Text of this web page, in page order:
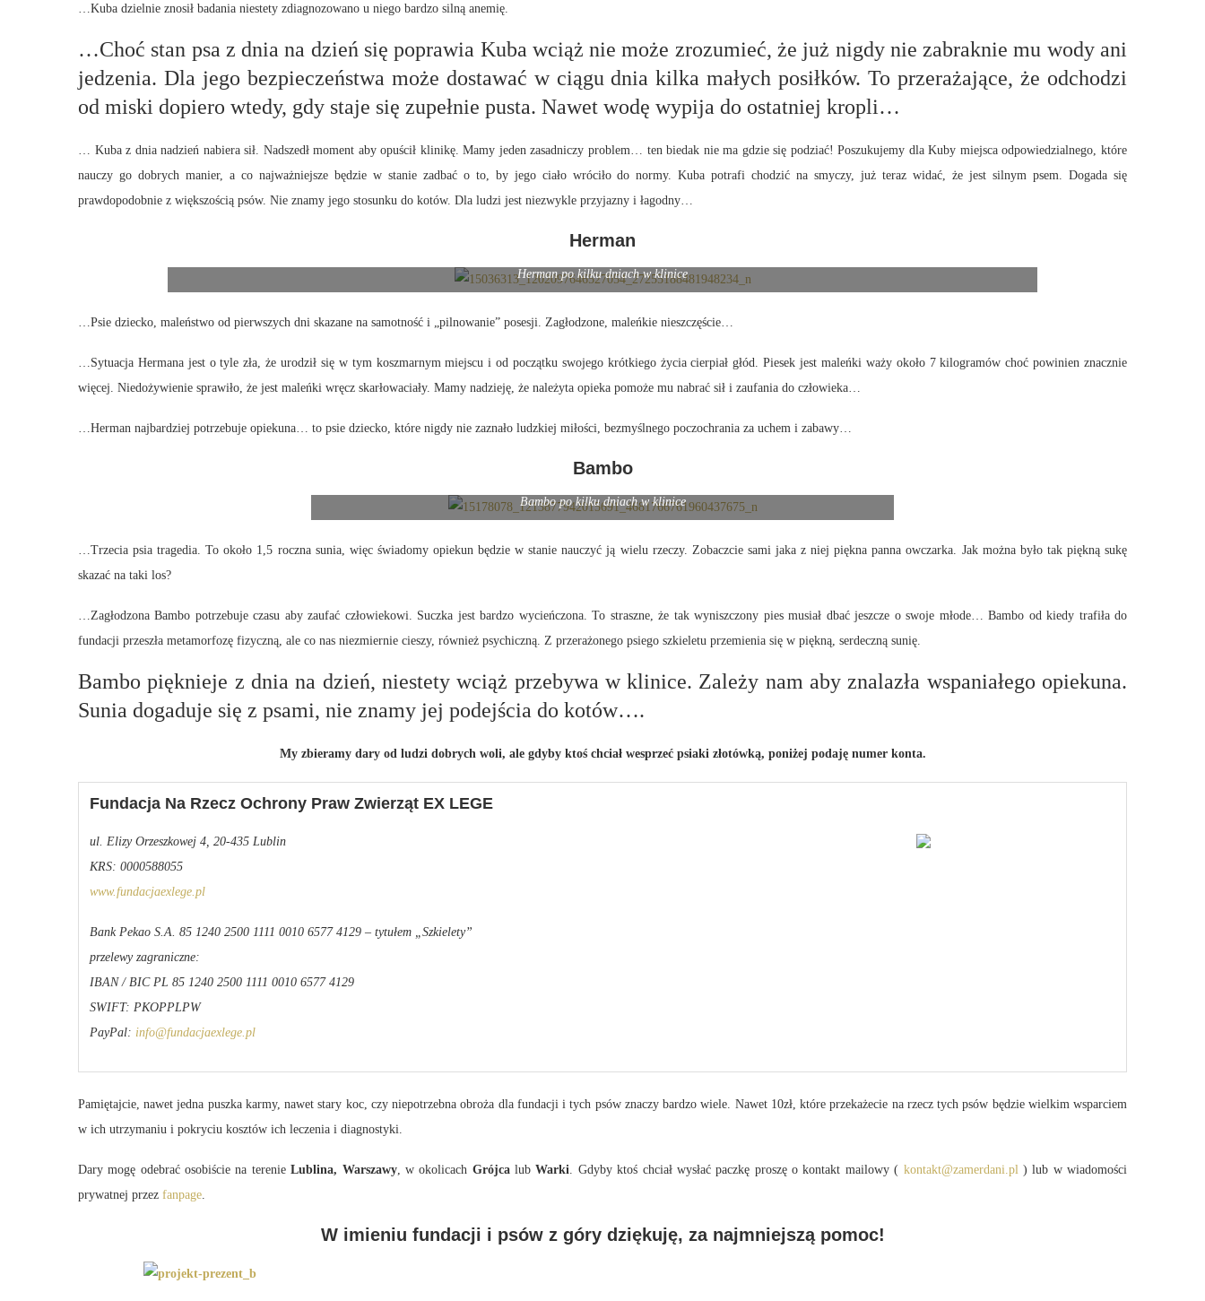
…Kuba dzielnie znosił badania niestety zdiagnozowano u niego bardzo silną anemię.
…Choć stan psa z dnia na dzień się poprawia Kuba wciąż nie może zrozumieć, że już nigdy nie zabraknie mu wody ani
jedzenia. Dla jego bezpieczeństwa może dostawać w ciągu dnia kilka małych posiłków. To przerażające, że odchodzi
od miski dopiero wtedy, gdy staje się zupełnie pusta. Nawet wodę wypija do ostatniej kropli…
… Kuba z dnia nadzień nabiera sił. Nadszedł moment aby opuścił klinikę. Mamy jeden zasadniczy problem… ten biedak nie ma gdzie się podziać! Poszukujemy dla Kuby miejsca odpowiedzialnego, które
nauczy go dobrych manier, a co najważniejsze będzie w stanie zadbać o to, by jego ciało wróciło do normy. Kuba potrafi chodzić na smyczy, już teraz widać, że jest silnym psem. Dogada się
prawdopodobnie z większością psów. Nie znamy jego stosunku do kotów. Dla ludzi jest niezwykle przyjazny i łagodny…
Herman
Herman po kilku dniach w klinice
…Psie dziecko, maleństwo od pierwszych dni skazane na samotność i „pilnowanie” posesji. Zagłodzone, maleńkie nieszczęście…
…Sytuacja Hermana jest o tyle zła, że urodził się w tym koszmarnym miejscu i od początku swojego krótkiego życia cierpiał głód. Piesek jest maleńki waży około 7 kilogramów choć powinien znacznie
więcej. Niedożywienie sprawiło, że jest maleńki wręcz skarłowaciały. Mamy nadzieję, że należyta opieka pomoże mu nabrać sił i zaufania do człowieka…
…Herman najbardziej potrzebuje opiekuna… to psie dziecko, które nigdy nie zaznało ludzkiej miłości, bezmyślnego poczochrania za uchem i zabawy…
Bambo
Bambo po kilku dniach w klinice
…Trzecia psia tragedia. To około 1,5 roczna sunia, więc świadomy opiekun będzie w stanie nauczyć ją wielu rzeczy. Zobaczcie sami jaka z niej piękna panna owczarka. Jak można było tak piękną sukę
skazać na taki los?
…Zagłodzona Bambo potrzebuje czasu aby zaufać człowiekowi. Suczka jest bardzo wycieńczona. To straszne, że tak wyniszczony pies musiał dbać jeszcze o swoje młode… Bambo od kiedy trafiła do
fundacji przeszła metamorfozę fizyczną, ale co nas niezmiernie cieszy, również psychiczną. Z przerażonego psiego szkieletu przemienia się w piękną, serdeczną sunię.
Bambo pięknieje z dnia na dzień, niestety wciąż przebywa w klinice. Zależy nam aby znalazła wspaniałego opiekuna.
Sunia dogaduje się z psami, nie znamy jej podejścia do kotów….
My zbieramy dary od ludzi dobrych woli, ale gdyby ktoś chciał wesprzeć psiaki złotówką, poniżej podaję numer konta.
Fundacja Na Rzecz Ochrony Praw Zwierząt EX LEGE
ul. Elizy Orzeszkowej 4, 20­-435 Lublin
KRS: 0000588055
www.fundacjaexlege.pl
Bank Pekao S.A. 85 1240 2500 1111 0010 6577 4129 – tytułem „Szkielety”
przelewy zagraniczne:
IBAN / BIC PL 85 1240 2500 1111 0010 6577 4129
SWIFT: PKOPPLPW
PayPal: info@fundacjaexlege.pl
Pamiętajcie, nawet jedna puszka karmy, nawet stary koc, czy niepotrzebna obroża dla fundacji i tych psów znaczy bardzo wiele. Nawet 10zł, które przekażecie na rzecz tych psów będzie wielkim wsparciem
w ich utrzymaniu i pokryciu kosztów ich leczenia i diagnostyki.
Dary mogę odebrać osobiście na terenieLublina, Warszawy, w okolicach GrójcalubWarki. Gdyby ktoś chciał wysłać paczkę proszę o kontakt mailowy ( kontakt@zamerdani.pl) lub w wiadomości
prywatnej przez fanpage.
W imieniu fundacji i psów z góry dziękuję, za najmniejszą pomoc!